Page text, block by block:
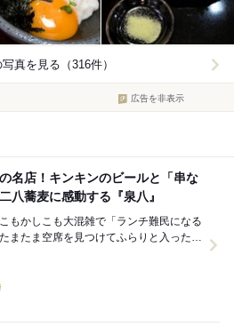
真を見る（316件）
広告を非表示
名店！キンキンのビールと「串な
八蕎麦に感動する『泉八』
もかしこも大混雑で「ランチ難民になる
またま空席を見つけてふらりと入ったの